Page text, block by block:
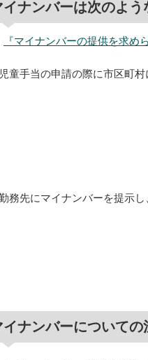
イナンバーは次のよ
『マイナンバーの提供を求
児童手当の申請の際に市区町
務先にマイナンバーを提示
イナンバーについての